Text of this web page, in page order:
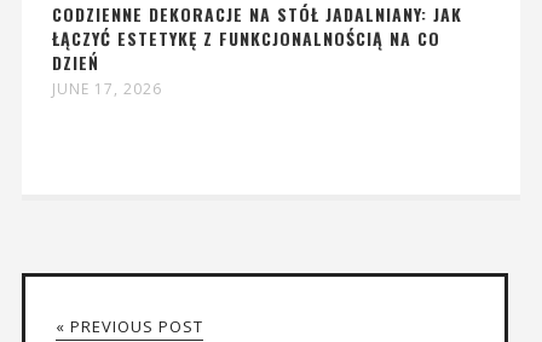
CODZIENNE DEKORACJE NA STÓŁ JADALNIANY: JAK
ŁĄCZYĆ ESTETYKĘ Z FUNKCJONALNOŚCIĄ NA CO
DZIEŃ
JUNE 17, 2026
« PREVIOUS POST